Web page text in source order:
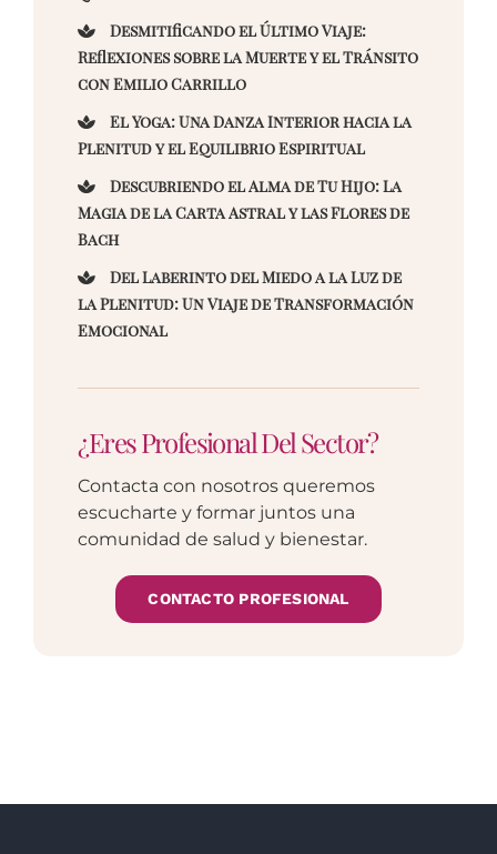
Desmitificando el Último Viaje:
Reflexiones sobre la Muerte y el Tránsito
con Emilio Carrillo
El Yoga: Una Danza Interior hacia la
Plenitud y el Equilibrio Espiritual
Descubriendo el Alma de Tu Hijo: La
Magia de la Carta Astral y las Flores de
Bach
Del Laberinto del Miedo a la Luz de
la Plenitud: Un Viaje de Transformación
Emocional
¿Eres Profesional Del Sector?
Contacta con nosotros queremos
escucharte y formar juntos una
comunidad de salud y bienestar.
CONTACTO PROFESIONAL